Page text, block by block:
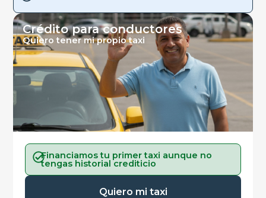
Crédito para conductores
Quiero tener mi propio taxi
Financiamos tu primer taxi aunque no
tengas historial crediticio
Quiero mi taxi